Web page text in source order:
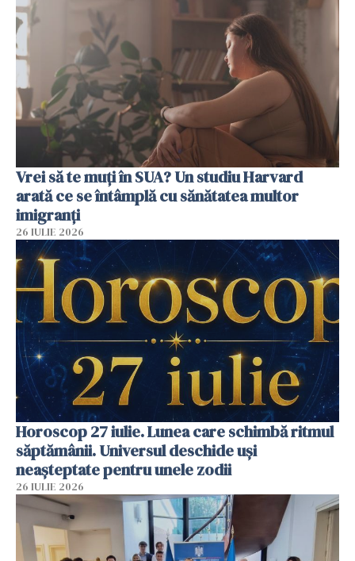
Vrei să te muți în SUA? Un studiu Harvard
arată ce se întâmplă cu sănătatea multor
imigranți
26 IULIE 2026
Horoscop 27 iulie. Lunea care schimbă ritmul
săptămânii. Universul deschide uși
neașteptate pentru unele zodii
26 IULIE 2026